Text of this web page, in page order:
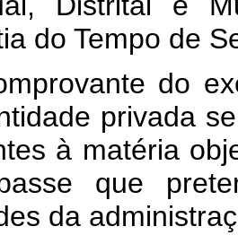
do Tempo de
do
privada
à matéria
que
da